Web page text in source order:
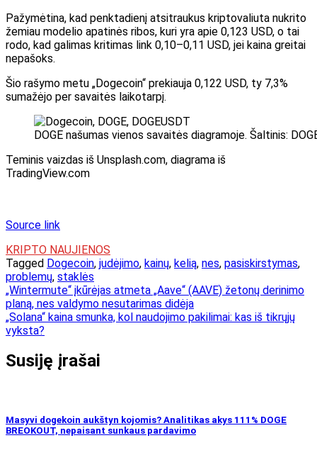
Pažymėtina, kad penktadienį atsitraukus kriptovaliuta nukrito
žemiau modelio apatinės ribos, kuri yra apie 0,123 USD, o tai
rodo, kad galimas kritimas link 0,10–0,11 USD, jei kaina greitai
nepašoks.
Šio rašymo metu „Dogecoin“ prekiauja 0,122 USD, ty 7,3%
sumažėjo per savaitės laikotarpį.
DOGE našumas vienos savaitės diagramoje. Šaltinis:
Teminis vaizdas iš Unsplash.com, diagrama iš
TradingView.com
Source link
KRIPTO NAUJIENOS
Tagged Dogecoin, judėjimo, kainų, kelią, nes, pasiskirstymas,
problemų, staklės
Navigacija
tarp
įrašų
„Wintermute“ įkūrėjas atmeta „Aave“ (AAVE) žetonų derinimo
planą, nes valdymo nesutarimas didėja
„Solana“ kaina smunka, kol naudojimo pakilimai: kas iš tikrųjų
vyksta?
Susiję įrašai
Masyvi dogekoin aukštyn kojomis? Analitikas akys 111% DOGE
BREOKOUT, nepaisant sunkaus pardavimo